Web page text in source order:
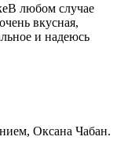
В любом случае
вкусная,
и надеюсь
Оксана Чабан.